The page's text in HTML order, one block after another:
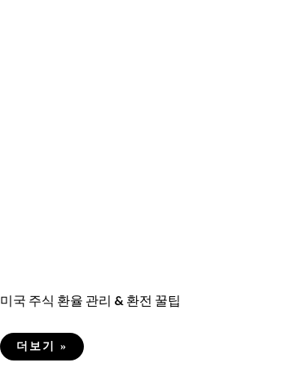
미국 주식 환율 관리 & 환전 꿀팁
미
더보기 »